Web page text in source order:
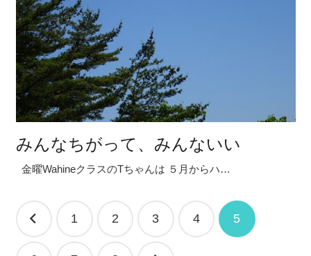
みんなちがって、みんないい
金曜WahineクラスのTちゃんは ５月からハ…
1 2 3 4 5